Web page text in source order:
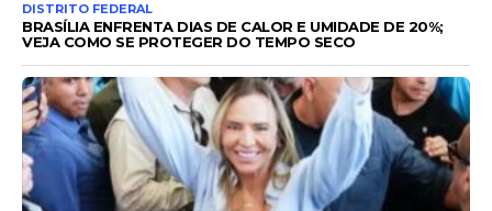
DISTRITO FEDERAL
BRASÍLIA ENFRENTA DIAS DE CALOR E UMIDADE DE 20%;
VEJA COMO SE PROTEGER DO TEMPO SECO